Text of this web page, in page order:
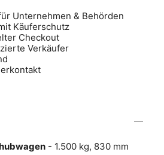
Unternehmen & Behörden
Käuferschutz
Checkout
Verkäufer
- 1.500 kg, 830 mm